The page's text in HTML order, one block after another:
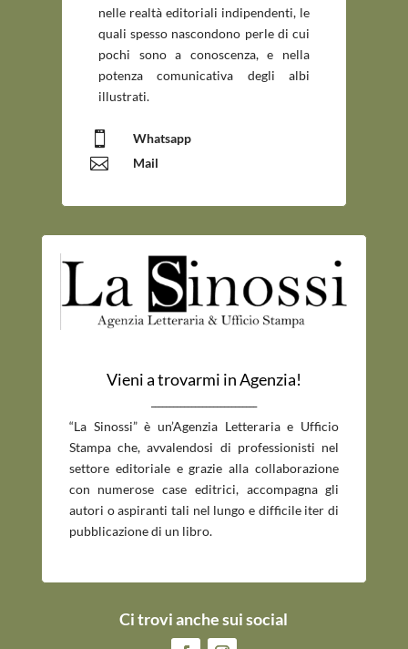
nelle realtà editoriali indipendenti, le
quali spesso nascondono perle di cui
pochi sono a conoscenza, e nella
potenza comunicativa degli albi
illustrati.
 Whatsapp
 Mail
Vieni a trovarmi in Agenzia!
“La Sinossi” è un’Agenzia Letteraria e Ufficio
Stampa che, avvalendosi di professionisti nel
settore editoriale e grazie alla collaborazione
con numerose case editrici, accompagna gli
autori o aspiranti tali nel lungo e difficile iter di
pubblicazione di un libro.
Ci trovi anche sui social